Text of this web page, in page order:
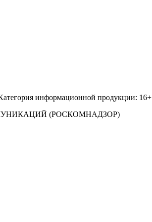
информационной продукции: 16+
(РОСКОМНАДЗОР)